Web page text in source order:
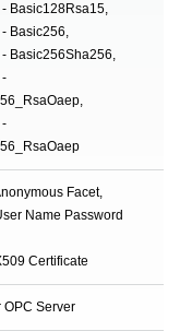
Basic128Rsa15,
Basic256,
Basic256Sha256,
-
-
Facet,
Name Password
Certificate
OPC Server